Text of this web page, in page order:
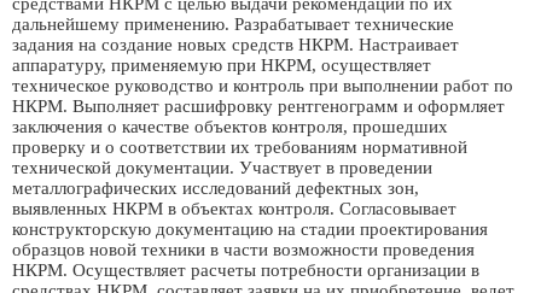
дальнейшему применению. Разрабатывает технические
задания на создание новых средств НКРМ. Настраивает
аппаратуру, применяемую при НКРМ, осуществляет
техническое руководство и контроль при выполнении работ по
НКРМ. Выполняет расшифровку рентгенограмм и оформляет
заключения о качестве объектов контроля, прошедших
проверку и о соответствии их требованиям нормативной
технической документации. Участвует в проведении
металлографических исследований дефектных зон,
выявленных НКРМ в объектах контроля. Согласовывает
конструкторскую документацию на стадии проектирования
образцов новой техники в части возможности проведения
НКРМ. Осуществляет расчеты потребности организации в